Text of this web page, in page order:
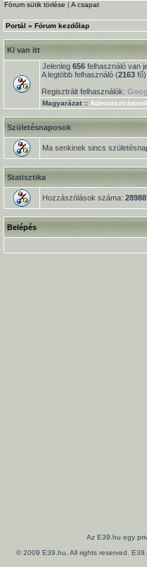
Fórum sütik törlése | A csapat
Portál » Fórum kezdőlap
Ki van itt
Jelenleg 656 felhasználó van
A legtöbb felhasználó (2163
Regisztrált felhasználók:
Magyarázat :: Adminisztrátorok
Születésnaposok
Ma senkinek sincs
Statisztika
Hozzászólások száma:
Belépés
Az E39.hu egy
© 2009 E39.hu. All rights reserved.